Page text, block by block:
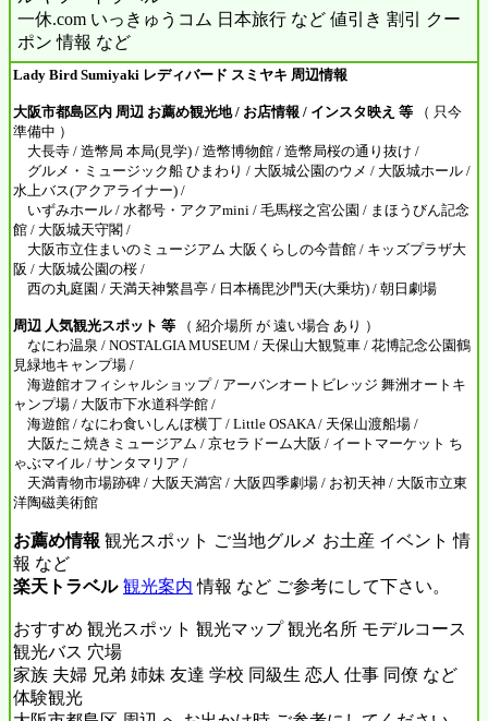
一休.com いっきゅうコム 日本旅行 など 値引き 割引 クー
ポン 情報 など
Lady Bird Sumiyaki レディバード スミヤキ 周辺情報
大阪市都島区内 周辺 お薦め観光地 / お店情報 / インスタ映え 等 （ 只今
準備中 ）
大長寺 / 造幣局 本局(見学) / 造幣博物館 / 造幣局桜の通り抜け /
グルメ・ミュージック船 ひまわり / 大阪城公園のウメ / 大阪城ホール /
水上バス(アクアライナー) /
いずみホール / 水都号・アクアmini / 毛馬桜之宮公園 / まほうびん記念
館 / 大阪城天守閣 /
大阪市立住まいのミュージアム 大阪くらしの今昔館 / キッズプラザ大
阪 / 大阪城公園の桜 /
西の丸庭園 / 天満天神繁昌亭 / 日本橋毘沙門天(大乗坊) / 朝日劇場
周辺 人気観光スポット 等 （ 紹介場所 が 遠い場合 あり ）
なにわ温泉 / NOSTALGIA MUSEUM / 天保山大観覧車 / 花博記念公園鶴
見緑地キャンプ場 /
海遊館オフィシャルショップ / アーバンオートビレッジ 舞洲オートキ
ャンプ場 / 大阪市下水道科学館 /
海遊館 / なにわ食いしんぼ横丁 / Little OSAKA / 天保山渡船場 /
大阪たこ焼きミュージアム / 京セラドーム大阪 / イートマーケット ち
ゃぶマイル / サンタマリア /
天満青物市場跡碑 / 大阪天満宮 / 大阪四季劇場 / お初天神 / 大阪市立東
洋陶磁美術館
お薦め情報 観光スポット ご当地グルメ お土産 イベント 情
報 など
楽天トラベル 観光案内 情報 など ご参考にして下さい。
おすすめ 観光スポット 観光マップ 観光名所 モデルコース
観光バス 穴場
家族 夫婦 兄弟 姉妹 友達 学校 同級生 恋人 仕事 同僚 など
体験観光